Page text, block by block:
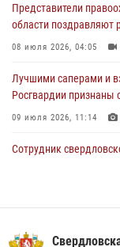
Представители
области поздравляют
08 июля 2026, 04:05
Лучшими саперами и
Росгвардии признаны
09 июля 2026, 11:14
Сотрудник
Свердловской